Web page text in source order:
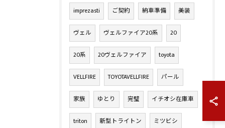
imprezasti ご契約 納車準備 美装
ヴェル ヴェルファイア20系 20
20系 20ヴェルファイア toyota
VELLFIRE TOYOTAVELLFIRE パール
家族 ゆとり 完璧 イチオシ在庫車
triton 新型トライトン ミツビシ